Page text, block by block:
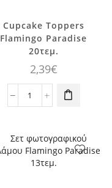
Cupcake Toppers
Flamingo Paradise
20τεμ.
2,39€
Cupcake
Paradise
20τεμ.
ποσότητα